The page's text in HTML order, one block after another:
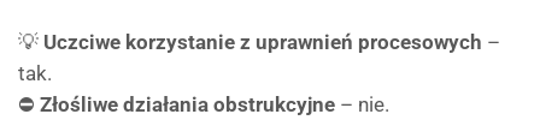
💡 Uczciwe korzystanie z uprawnień procesowych –
tak.
⛔ Złośliwe działania obstrukcyjne – nie.